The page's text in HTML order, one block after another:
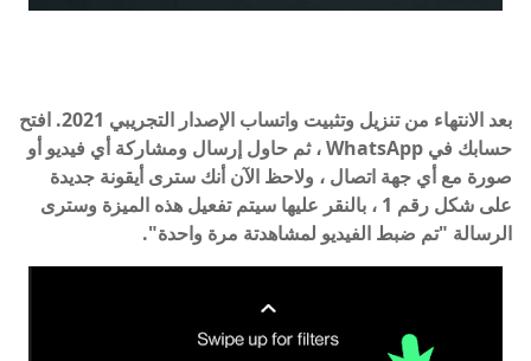
بعد الانتهاء من تنزيل وتثبيت واتساب الإصدار التجريبي 2021. افتح
حسابك في WhatsApp ، ثم حاول إرسال ومشاركة أي فيديو أو
صورة مع أي جهة اتصال ، ولاحظ الآن أنك سترى أيقونة جديدة
على شكل رقم 1 ، بالنقر عليها سيتم تفعيل هذه الميزة وسترى
الرسالة "تم ضبط الفيديو لمشاهدتة مرة واحدة".